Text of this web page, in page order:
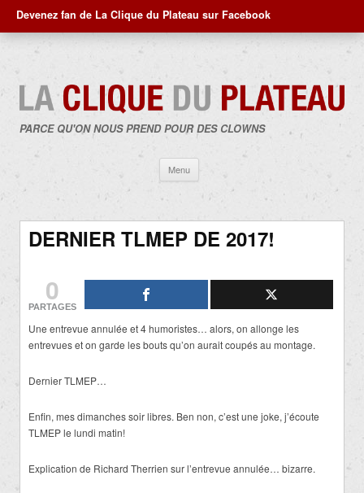
Devenez fan de La Clique du Plateau sur Facebook
PARCE QU'ON NOUS PREND POUR DES CLOWNS
Menu
contenu
DERNIER TLMEP DE 2017!
0
PARTAGES
Une entrevue annulée et 4 humoristes… alors, on allonge les
entrevues et on garde les bouts qu’on aurait coupés au montage.
Dernier TLMEP…
Enfin, mes dimanches soir libres. Ben non, c’est une joke, j’écoute
TLMEP le lundi matin!
Explication de Richard Therrien sur l’entrevue annulée… bizarre.